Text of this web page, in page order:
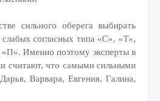
сильного оберега выбирать
согласных типа «С», «Т»,
Именно поэтому эксперты в
считают, что самыми сильными
Варвара, Евгения, Галина,